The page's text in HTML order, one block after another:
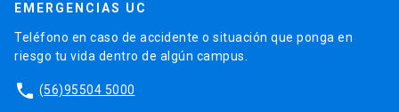
EMERGENCIAS UC
Teléfono en caso de accidente o situación que ponga en
riesgo tu vida dentro de algún campus.
phone (56)95504 5000